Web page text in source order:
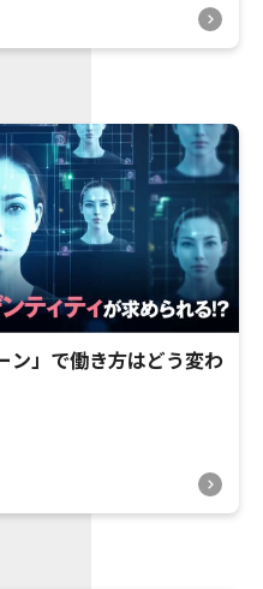
ン」で働き方はどう変わ